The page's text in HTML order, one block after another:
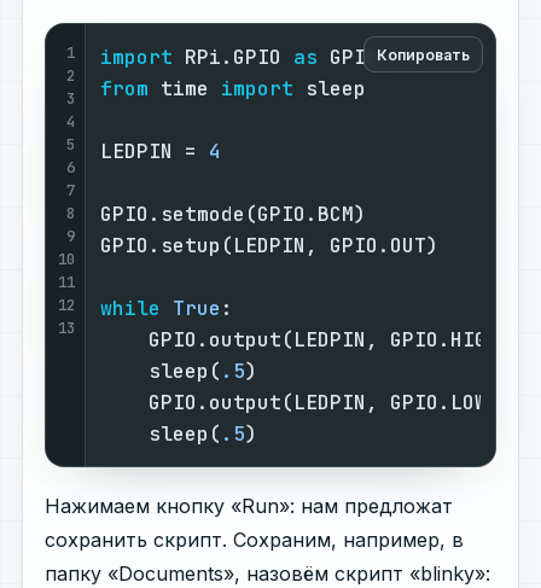
Копировать
1
2
3
4
5
6
7
8
9
10
11
12
13
import RPi.GPIO as GPIO
from time import sleep
LEDPIN = 4
GPIO.setmode(GPIO.BCM)
GPIO.setup(LEDPIN, GPIO.OUT)
while True :
    GPIO.output(LEDPIN, GPIO.HIGH)
    sleep(
.5)
    GPIO.output(LEDPIN, GPIO.LOW)
    sleep(
.5)
Нажимаем кнопку «Run»: нам предложат
сохранить скрипт. Сохраним, например, в
папку «Documents», назовём скрипт «blinky»: